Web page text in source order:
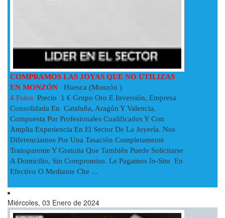
COMPRAMOS LAS JOYAS QUE NO UTILIZAS
EN MONZÓN
Huesca (Monzón )
4 Fotos Precio 1 € Grupo Oro E Inversión, Empresa
Consolidada En Cataluña, Aragón Y Valencia,
Compuesta Por Profesionales Cualificados Y Con
Amplia Experiencia En El Sector De La Joyería. Nos
Diferenciamos Por Una Tasación Completamente
Transparente Y Gratuita Que También Puede Solicitarse
A Domicilio, Sin Compromiso. Le Pagamos In-Situ En
Efectivo O Mediante Che ...
Miércoles, 03 Enero de 2024